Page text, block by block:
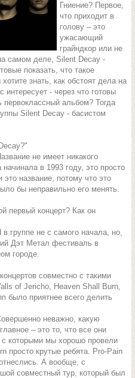
Гниение? Первое,
что приходит в
голову – это
ужасающий
грайндкор или не
самом деле, Silent Decay -
показать, что такое
знать, как обстоят дела на
- через что готовы
первоклассный альбом? Тогда
Silent Decay - басистом
не имеет никакого
начинала в 1993 году, это просто
название, потому что это
бы неправильно его менять.
первый концерт? Как он
в группе не с самого начала, но,
Дэт Метал фестиваль в
городе.
совместно с такими
of Jericho, Heaven Shall Burn,
было приятнее всего делить
неважно, какую
– это то, что все они
которыми мы хорошо провели
просто крутые ребята. Pro-Pain
А вообще, с
совместный тур, который был